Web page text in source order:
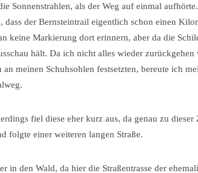
Sonnenstrahlen, als der Weg auf einmal
der Bernsteintrail eigentlich schon einen
keine Markierung dort erinnern, aber da die
hält. Da ich nicht alles wieder
meinen Schuhsohlen festsetzten, bereute ich
fiel diese eher kurz aus, da genau zu
folgte einer weiteren langen Straße.
den Wald, da hier die Straßentrasse der